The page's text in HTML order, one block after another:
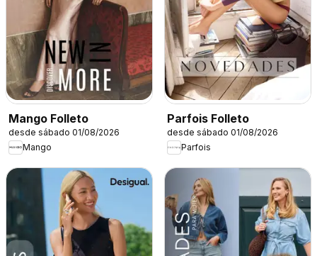
Mango Folleto
desde sábado 01/08/2026
Mango
Parfois Folleto
desde sábado 01/08/2026
Parfois